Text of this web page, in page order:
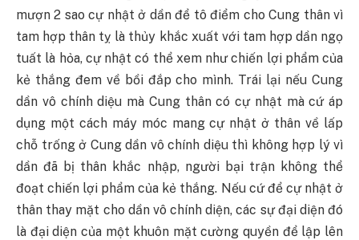
mượn 2 sao cự nhật ở dần để tô điểm cho Cung thân vì
tam hợp thân tỵ là thủy khắc xuất với tam hợp dần ngọ
tuất là hỏa, cự nhật có thể xem như chiến lợi phẩm của
kẻ thắng đem về bồi đắp cho mình. Trái lại nếu Cung
dần vô chính diệu mà Cung thân có cự nhật mà cứ áp
dụng một cách máy móc mang cự nhật ở thân về lấp
chỗ trống ở Cung dần vô chính diệu thì không hợp lý vì
dần đã bị thân khắc nhập, người bại trận không thể
đoạt chiến lợi phẩm của kẻ thắng. Nếu cứ để cự nhật ở
thân thay mặt cho dần vô chính diện, các sự đại diện đó
là đại diện của một khuôn mặt cường quyền để lập lên